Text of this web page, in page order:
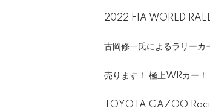
2022 FIA WORLD
古岡修一氏によるラリー
売ります！ 極上WRカー！
TOYOTA GAZOO